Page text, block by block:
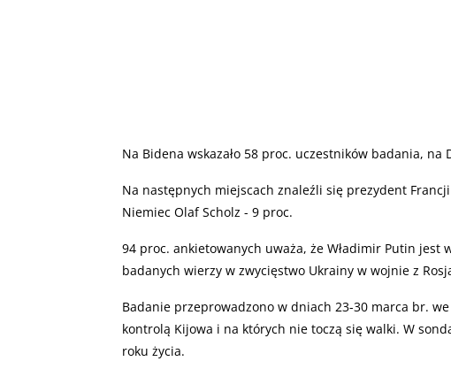
Na Bidena wskazało 58 proc. uczestników badania, na
Na następnych miejscach znaleźli się prezydent
Niemiec Olaf Scholz - 9 proc.
94 proc. ankietowanych uważa, że Władimir Putin jest
badanych wierzy w zwycięstwo Ukrainy w wojnie z
Badanie przeprowadzono w dniach 23-30 marca br.
kontrolą Kijowa i na których nie toczą się walki. W
roku życia.